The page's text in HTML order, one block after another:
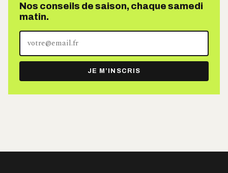
Nos conseils de saison, chaque samedi
matin.
Votre
adresse
e-
mail
JE M’INSCRIS